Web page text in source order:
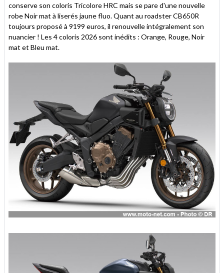
conserve son coloris Tricolore HRC mais se pare d'une nouvelle
robe Noir mat à liserés jaune fluo. Quant au roadster CB650R
toujours proposé à 9199 euros, il renouvelle intégralement son
nuancier ! Les 4 coloris 2026 sont inédits : Orange, Rouge, Noir
mat et Bleu mat.